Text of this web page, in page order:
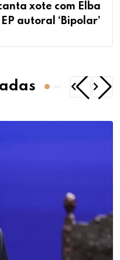
xote com Elba
autoral ‘Bipolar’